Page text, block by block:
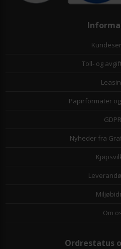
Toll- og
Papirformater
GDPR
Nyheder fra
Om
Ordrestatus